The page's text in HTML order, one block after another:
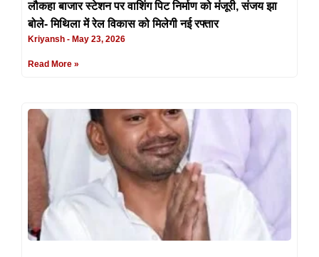
लौकहा बाजार स्टेशन पर वाशिंग पिट निर्माण को मंजूरी, संजय झा
बोले- मिथिला में रेल विकास को मिलेगी नई रफ्तार
Kriyansh May 23, 2026
Read More »